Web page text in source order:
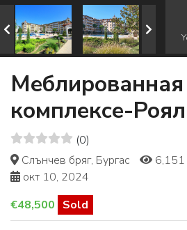
Меблированная
комплексе-
(0)
Слънчев бряг, Бургас
окт 10, 2024
€48,500 Sold